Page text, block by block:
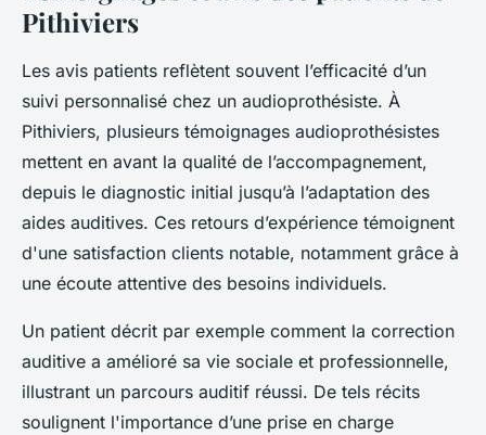
Pithiviers
Les avis patients reflètent souvent l’efficacité d’un
suivi personnalisé chez un audioprothésiste. À
Pithiviers, plusieurs témoignages audioprothésistes
mettent en avant la qualité de l’accompagnement,
depuis le diagnostic initial jusqu’à l’adaptation des
aides auditives. Ces retours d’expérience témoignent
d'une satisfaction clients notable, notamment grâce à
une écoute attentive des besoins individuels.
Un patient décrit par exemple comment la correction
auditive a amélioré sa vie sociale et professionnelle,
illustrant un parcours auditif réussi. De tels récits
soulignent l'importance d’une prise en charge